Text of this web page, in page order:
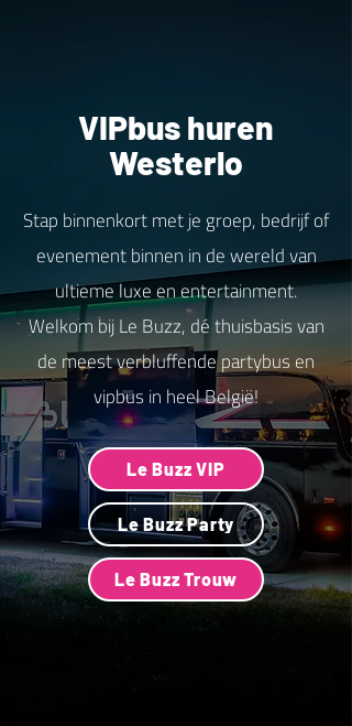
VIPbus huren
Westerlo
Stap binnenkort met je groep, bedrijf of
evenement binnen in de wereld van
ultieme luxe en entertainment.
Welkom bij Le Buzz, dé thuisbasis van
de meest verbluffende partybus en
vipbus in heel België!
Le Buzz VIP
Le Buzz Party
Le Buzz Trouw